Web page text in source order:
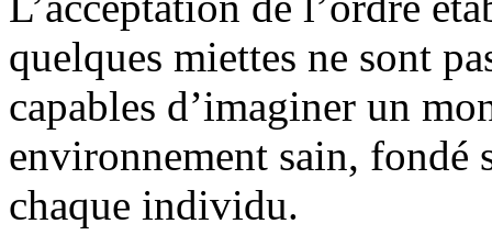
quelques miettes ne sont
capables d’imaginer un
environnement sain, fondé
chaque individu.